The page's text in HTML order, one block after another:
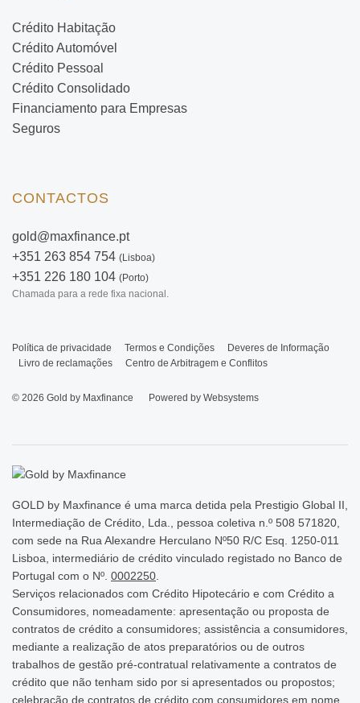
Crédito Habitação
Crédito Automóvel
Crédito Pessoal
Crédito Consolidado
Financiamento para Empresas
Seguros
CONTACTOS
gold@maxfinance.pt
+351 263 854 754 (Lisboa)
+351 226 180 104 (Porto)
Chamada para a rede fixa nacional.
Política de privacidade Termos e Condições
Deveres de Informação
Livro de reclamações
Centro de Arbitragem e Conflitos
© 2026 Gold by Maxfinance Powered by Websystems
GOLD by Maxfinance é uma marca detida pela Prestigio Global II,
Intermediação de Crédito, Lda., pessoa coletiva n.º 508 571820,
com sede na Rua Alexandre Herculano Nº50 R/C Esq. 1250-011
Lisboa, intermediário de crédito vinculado registado no Banco de
Portugal com o Nº. 0002250
Serviços relacionados com Crédito Hipotecário e com Crédito a
Consumidores, nomeadamente: apresentação ou proposta de
contratos de crédito a consumidores; assistência a consumidores,
mediante a realização de atos preparatórios ou de outros
trabalhos de gestão pré-contratual relativamente a contratos de
crédito que não tenham sido por si apresentados ou propostos;
celebração de contratos de crédito com consumidores em nome